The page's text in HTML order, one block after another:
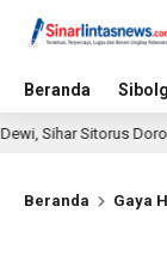
Beranda
Sitorus Dorong
Beranda Gaya